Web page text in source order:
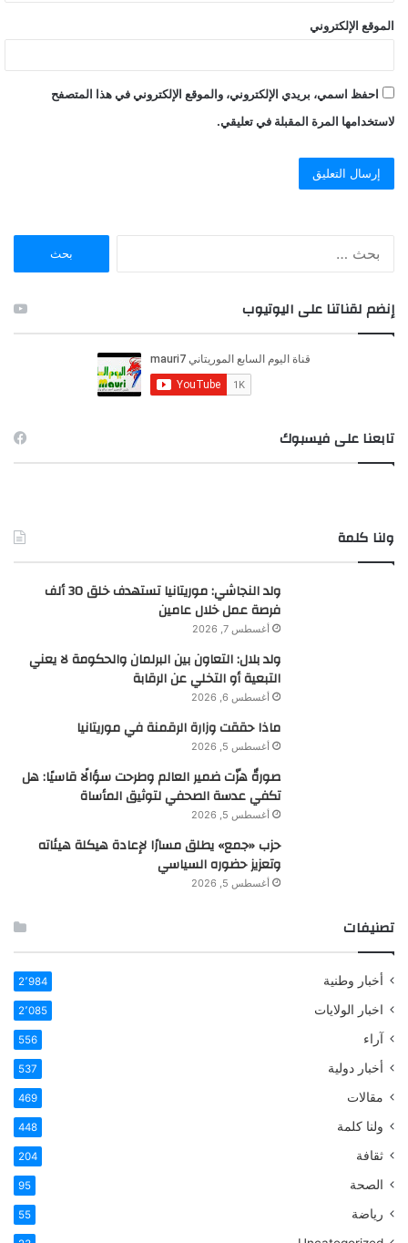
الموقع الإلكتروني
احفظ اسمي، بريدي الإلكتروني، والموقع الإلكتروني في هذا المتصفح
لاستخدامها المرة المقبلة في تعليقي.
ن
:
إنضم لقناتنا على اليوتيوب
تابعنا على فيسبوك
ولنا كلمة
ولد النجاشي: موريتانيا تستهدف خلق 30 ألف
فرصة عمل خلال عامين
أغسطس 7, 2026
ولد بلال: التعاون بين البرلمان والحكومة لا يعني
التبعية أو التخلي عن الرقابة
أغسطس 6, 2026
ماذا حققت وزارة الرقمنة في موريتانيا
أغسطس 5, 2026
صورةٌ هزّت ضمير العالم وطرحت سؤالًا قاسيًا: هل
تكفي عدسة الصحفي لتوثيق المأساة
أغسطس 5, 2026
حزب «جمع» يطلق مسارًا لإعادة هيكلة هيئاته
وتعزيز حضوره السياسي
أغسطس 5, 2026
تصنيفات
أخبار وطنية 2٬984
اخبار الولايات 2٬085
آراء 556
أخبار دولية 537
مقالات 469
ولنا كلمة 448
ثقافة 204
الصحة 95
رياضة 55